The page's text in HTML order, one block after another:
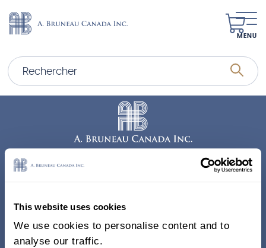
This website uses cookies
We use cookies to personalise content and to
analyse our traffic.
MENU
338, Rue Saint-Antoine E.
Bureau 011, Montréal QC
H2Y 1A3 Canada